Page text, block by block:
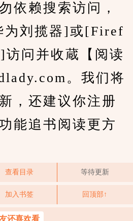
依赖搜索访问，
为刘揽器]或[Firef
问并收蔵【阅读
。我们将
，还建议你注册
能追书阅读更方
查看目录 等待更新
加入书签 回顶部↑
还喜欢看